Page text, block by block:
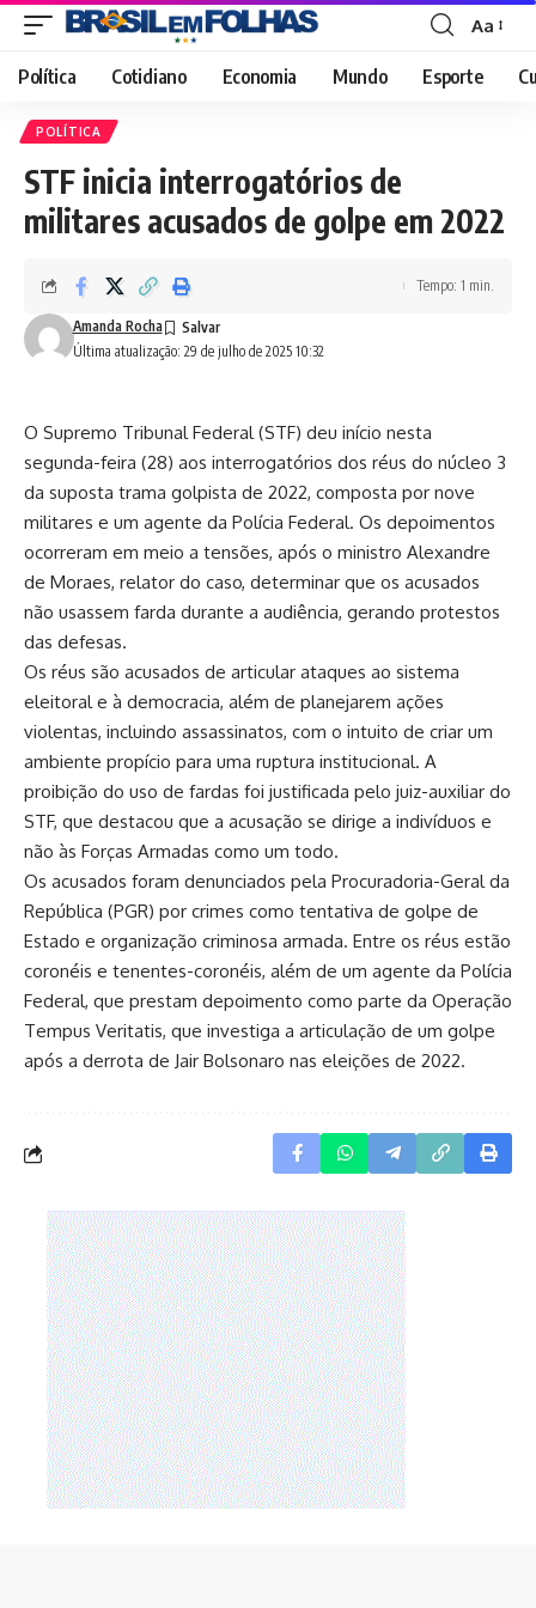
Font
Resizer
Aa
Política Cotidiano Economia Mundo Esporte
POLÍTICA
STF inicia interrogatórios de
militares acusados de golpe em 2022
Última atualização: 29 de julho de 2025 10:32
Amanda Rocha
Tempo: 1 min.
O Supremo Tribunal Federal (STF) deu início nesta
segunda-feira (28) aos interrogatórios dos réus do núcleo 3
da suposta trama golpista de 2022, composta por nove
militares e um agente da Polícia Federal. Os depoimentos
ocorreram em meio a tensões, após o ministro Alexandre
de Moraes, relator do caso, determinar que os acusados
não usassem farda durante a audiência, gerando protestos
das defesas.
Os réus são acusados de articular ataques ao sistema
eleitoral e à democracia, além de planejarem ações
violentas, incluindo assassinatos, com o intuito de criar um
ambiente propício para uma ruptura institucional. A
proibição do uso de fardas foi justificada pelo juiz-auxiliar do
STF, que destacou que a acusação se dirige a indivíduos e
não às Forças Armadas como um todo.
Os acusados foram denunciados pela Procuradoria-Geral da
República (PGR) por crimes como tentativa de golpe de
Estado e organização criminosa armada. Entre os réus estão
coronéis e tenentes-coronéis, além de um agente da Polícia
Federal, que prestam depoimento como parte da Operação
Tempus Veritatis, que investiga a articulação de um golpe
após a derrota de Jair Bolsonaro nas eleições de 2022.